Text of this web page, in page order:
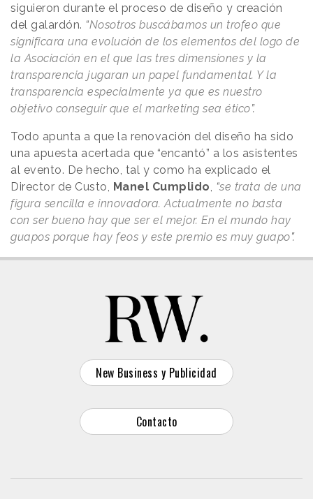
siguieron durante el proceso de diseño y creación
del galardón. “Nosotros buscábamos un trofeo que
significara una evolución de los elementos del logo de
la Asociación en el que las tres dimensiones y la
transparencia jugaran un papel fundamental. Y la
transparencia especialmente ya que es nuestro
objetivo conseguir que el marketing sea ético”.
Todo apunta a que la renovación del diseño ha sido
una apuesta acertada que “encantó” a los asistentes
al evento. De hecho, tal y como ha explicado el
Director de Custo, Manel Cumplido “se trata de una
figura sencilla e innovadora. Actualmente no basta
con ser bueno hay que ser el mejor. En el mundo hay
guapos porque hay feos y este premio es muy guapo”.
New Business y Publicidad
Contacto